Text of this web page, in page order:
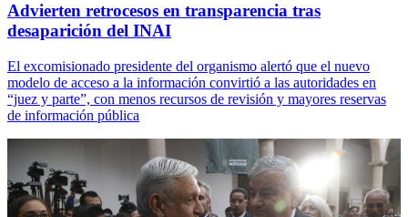
Advierten retrocesos en transparencia tras
desaparición del INAI
El excomisionado presidente del organismo alertó que el nuevo
modelo de acceso a la información convirtió a las autoridades en
“juez y parte”, con menos recursos de revisión y mayores reservas
de información pública